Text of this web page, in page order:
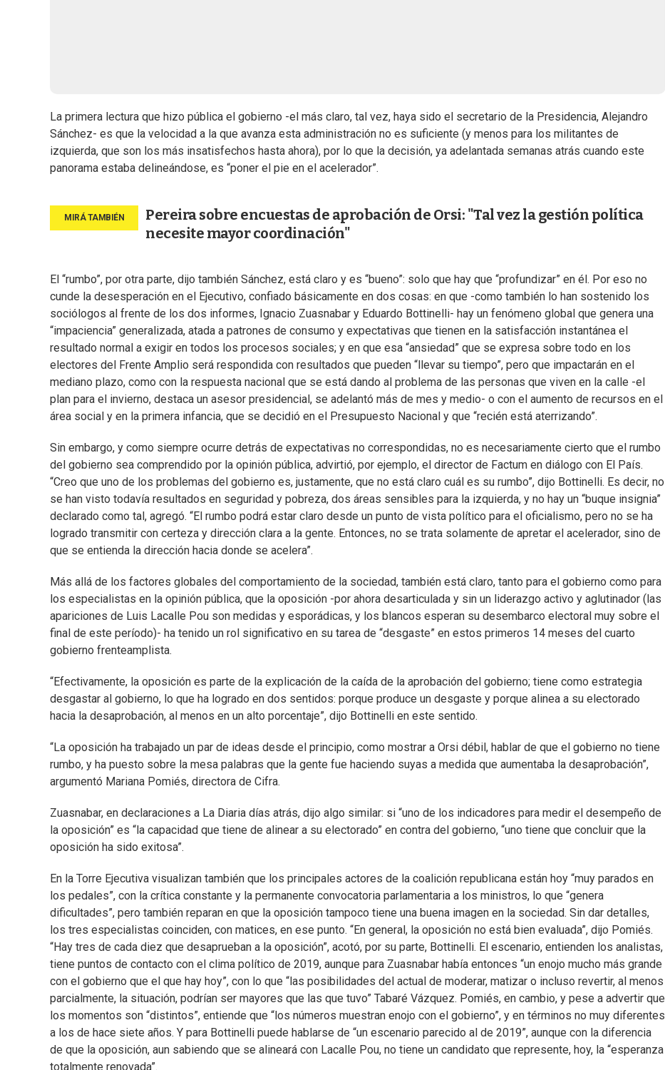
La primera lectura que hizo pública el gobierno -el más claro, tal vez, haya sido el secretario de la Presidencia, Alejandro
Sánchez- es que la velocidad a la que avanza esta administración no es suficiente (y menos para los militantes de
izquierda, que son los más insatisfechos hasta ahora), por lo que la decisión, ya adelantada semanas atrás cuando este
panorama estaba delineándose, es “poner el pie en el acelerador”.
Pereira sobre encuestas de aprobación de Orsi: "Tal vez la gestión política
necesite mayor coordinación"
El “rumbo”, por otra parte, dijo también Sánchez, está claro y es “bueno”: solo que hay que “profundizar” en él. Por eso no
cunde la desesperación en el Ejecutivo, confiado básicamente en dos cosas: en que -como también lo han sostenido los
sociólogos al frente de los dos informes, Ignacio Zuasnabar y Eduardo Bottinelli- hay un fenómeno global que genera una
“impaciencia” generalizada, atada a patrones de consumo y expectativas que tienen en la satisfacción instantánea el
resultado normal a exigir en todos los procesos sociales; y en que esa “ansiedad” que se expresa sobre todo en los
electores del Frente Amplio será respondida con resultados que pueden “llevar su tiempo”, pero que impactarán en el
mediano plazo, como con la respuesta nacional que se está dando al problema de las personas que viven en la calle -el
plan para el invierno, destaca un asesor presidencial, se adelantó más de mes y medio- o con el aumento de recursos en el
área social y en la primera infancia, que se decidió en el Presupuesto Nacional y que “recién está aterrizando”.
Sin embargo, y como siempre ocurre detrás de expectativas no correspondidas, no es necesariamente cierto que el rumbo
del gobierno sea comprendido por la opinión pública, advirtió, por ejemplo, el director de Factum en diálogo con El País.
“Creo que uno de los problemas del gobierno es, justamente, que no está claro cuál es su rumbo”, dijo Bottinelli. Es decir, no
se han visto todavía resultados en seguridad y pobreza, dos áreas sensibles para la izquierda, y no hay un “buque insignia”
declarado como tal, agregó. “El rumbo podrá estar claro desde un punto de vista político para el oficialismo, pero no se ha
logrado transmitir con certeza y dirección clara a la gente. Entonces, no se trata solamente de apretar el acelerador, sino de
que se entienda la dirección hacia donde se acelera”.
Más allá de los factores globales del comportamiento de la sociedad, también está claro, tanto para el gobierno como para
los especialistas en la opinión pública, que la oposición -por ahora desarticulada y sin un liderazgo activo y aglutinador (las
apariciones de Luis Lacalle Pou son medidas y esporádicas, y los blancos esperan su desembarco electoral muy sobre el
final de este período)- ha tenido un rol significativo en su tarea de “desgaste” en estos primeros 14 meses del cuarto
gobierno frenteamplista.
“Efectivamente, la oposición es parte de la explicación de la caída de la aprobación del gobierno; tiene como estrategia
desgastar al gobierno, lo que ha logrado en dos sentidos: porque produce un desgaste y porque alinea a su electorado
hacia la desaprobación, al menos en un alto porcentaje”, dijo Bottinelli en este sentido.
“La oposición ha trabajado un par de ideas desde el principio, como mostrar a Orsi débil, hablar de que el gobierno no tiene
rumbo, y ha puesto sobre la mesa palabras que la gente fue haciendo suyas a medida que aumentaba la desaprobación”,
argumentó Mariana Pomiés, directora de Cifra.
Zuasnabar, en declaraciones a La Diaria días atrás, dijo algo similar: si “uno de los indicadores para medir el desempeño de
la oposición” es “la capacidad que tiene de alinear a su electorado” en contra del gobierno, “uno tiene que concluir que la
oposición ha sido exitosa”.
En la Torre Ejecutiva visualizan también que los principales actores de la coalición republicana están hoy “muy parados en
los pedales”, con la crítica constante y la permanente convocatoria parlamentaria a los ministros, lo que “genera
dificultades”, pero también reparan en que la oposición tampoco tiene una buena imagen en la sociedad. Sin dar detalles,
los tres especialistas coinciden, con matices, en ese punto. “En general, la oposición no está bien evaluada”, dijo Pomiés.
“Hay tres de cada diez que desaprueban a la oposición”, acotó, por su parte, Bottinelli. El escenario, entienden los analistas,
tiene puntos de contacto con el clima político de 2019, aunque para Zuasnabar había entonces “un enojo mucho más grande
con el gobierno que el que hay hoy”, con lo que “las posibilidades del actual de moderar, matizar o incluso revertir, al menos
parcialmente, la situación, podrían ser mayores que las que tuvo” Tabaré Vázquez. Pomiés, en cambio, y pese a advertir que
los momentos son “distintos”, entiende que “los números muestran enojo con el gobierno”, y en términos no muy diferentes
a los de hace siete años. Y para Bottinelli puede hablarse de “un escenario parecido al de 2019”, aunque con la diferencia
de que la oposición, aun sabiendo que se alineará con Lacalle Pou, no tiene un candidato que represente, hoy, la “esperanza
totalmente renovada”.